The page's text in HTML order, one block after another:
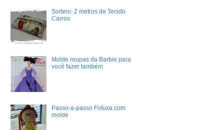
Sorteio: 2 metros de Tecido
Carros
Molde roupas da Barbie para
você fazer também
Passo-a-passo Fofuxa com
molde